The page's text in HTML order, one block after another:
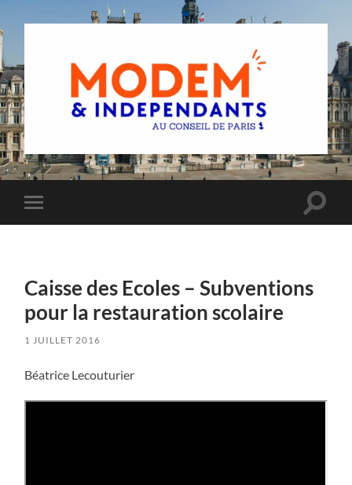
Groupe
MoDem
et
de
Toggle
mobile
Toggle
Caisse des Ecoles – Subventions
pour la restauration scolaire
1 JUILLET 2016
Béatrice Lecouturier